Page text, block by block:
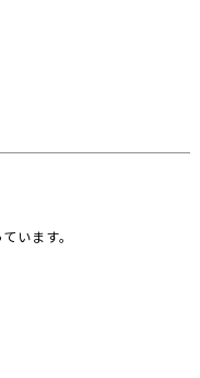
います。